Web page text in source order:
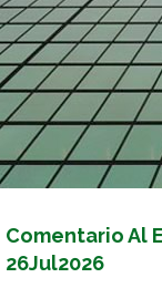
Comentario Al
26Jul2026